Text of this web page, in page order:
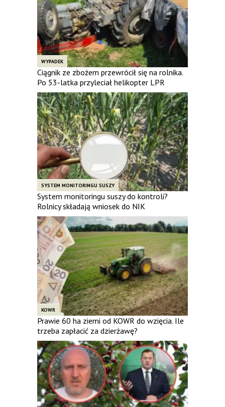
WYPADEK
Ciągnik ze zbożem przewrócił się na rolnika.
Po 53-latka przyleciał helikopter LPR
SYSTEM MONITORINGU SUSZY
System monitoringu suszy do kontroli?
Rolnicy składają wniosek do NIK
KOWR
Prawie 60 ha ziemi od KOWR do wzięcia. Ile
trzeba zapłacić za dzierżawę?